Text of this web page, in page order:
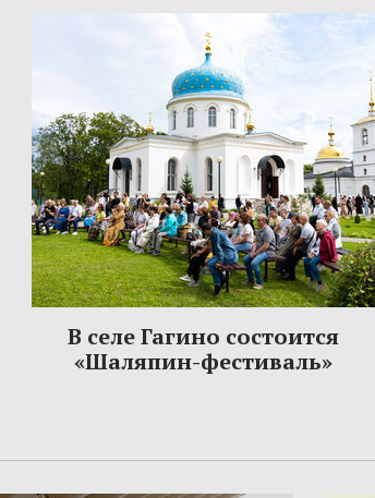
В селе Гагино состоится
«Шаляпин-фестиваль»